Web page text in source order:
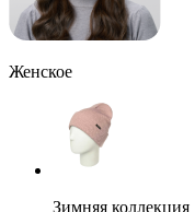
Женское
Зимняя коллекция